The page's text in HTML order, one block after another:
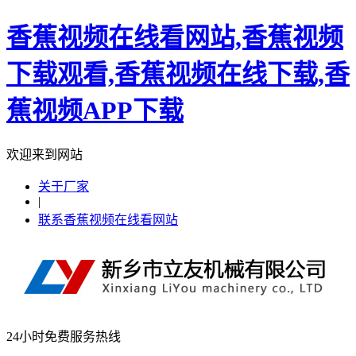
香蕉视频在线看网站,香蕉视频
下载观看,香蕉视频在线下载,香
蕉视频APP下载
欢迎来到网站
关于厂家
|
联系香蕉视频在线看网站
24小时免费服务热线